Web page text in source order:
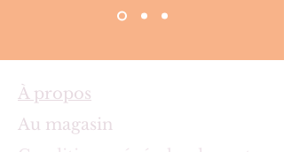
À propos
Au magasin